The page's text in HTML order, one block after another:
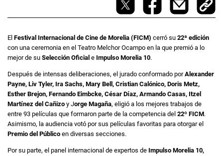
El Festival Internacional de Cine de Morelia (FICM) cerró su 22ª edición
con una ceremonia en el Teatro Melchor Ocampo en la que premió a lo
mejor de su Selección Oficial e Impulso Morelia 10.
Después de intensas deliberaciones, el jurado conformado porAlexander
Payne, Liv Tyler, Ira Sachs, Mary Bell, Cristian Calónico, Doris Metz,
Esther Brejon, Fernando Eimbcke, César Díaz, Armando Casas, Itzel
Martínez del Cañizo y Jorge Magaña, eligió a los mejores trabajos de
entre 93 películas que formaron parte de la competencia del 22º FICM.
Asimismo, la audiencia votó por sus películas favoritas para otorgar el
Premio del Público en diversas secciones.
Por su parte, el panel internacional de expertos de Impulso Morelia 10,